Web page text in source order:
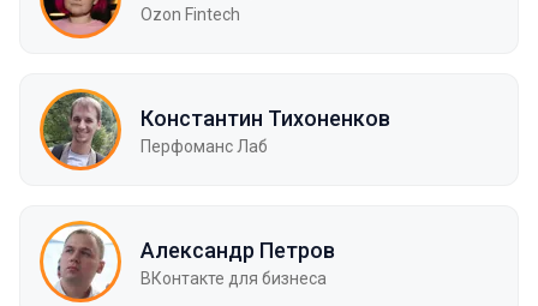
Ozon Fintech
Константин Тихоненков
Перфоманс Лаб
Александр Петров
ВКонтакте для бизнеса